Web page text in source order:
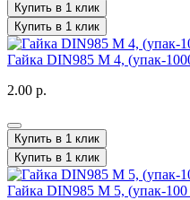
Купить в 1 клик
Купить в 1 клик
Гайка DIN985 M 4, (упак-
2.00 р.
Купить в 1 клик
Купить в 1 клик
Гайка DIN985 M 5, (упак-